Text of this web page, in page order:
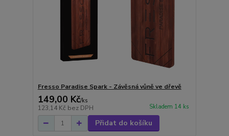
Fresso Paradise Spark - Závěsná vůně ve dřevě
149,00 Kč/ks
123,14 Kč bez DPH Skladem 14 ks
Přidat do košíku